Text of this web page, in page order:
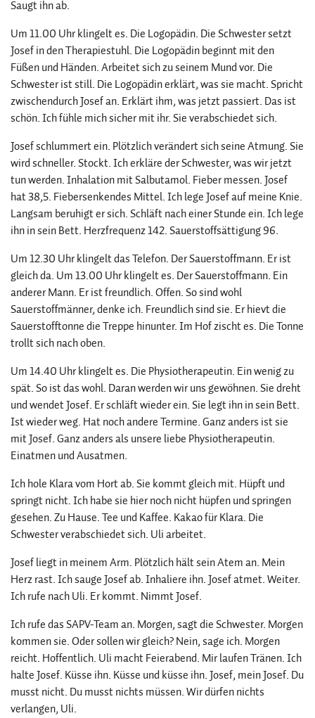
Saugt ihn ab.
Um 11.00 Uhr klingelt es. Die Logopädin. Die Schwester setzt
Josef in den Therapiestuhl. Die Logopädin beginnt mit den
Füßen und Händen. Arbeitet sich zu seinem Mund vor. Die
Schwester ist still. Die Logopädin erklärt, was sie macht. Spricht
zwischendurch Josef an. Erklärt ihm, was jetzt passiert. Das ist
schön. Ich fühle mich sicher mit ihr. Sie verabschiedet sich.
Josef schlummert ein. Plötzlich verändert sich seine Atmung. Sie
wird schneller. Stockt. Ich erkläre der Schwester, was wir jetzt
tun werden. Inhalation mit Salbutamol. Fieber messen. Josef
hat 38,5. Fiebersenkendes Mittel. Ich lege Josef auf meine Knie.
Langsam beruhigt er sich. Schläft nach einer Stunde ein. Ich lege
ihn in sein Bett. Herzfrequenz 142. Sauerstoffsättigung 96.
Um 12.30 Uhr klingelt das Telefon. Der Sauerstoffmann. Er ist
gleich da. Um 13.00 Uhr klingelt es. Der Sauerstoffmann. Ein
anderer Mann. Er ist freundlich. Offen. So sind wohl
Sauerstoffmänner, denke ich. Freundlich sind sie. Er hievt die
Sauerstofftonne die Treppe hinunter. Im Hof zischt es. Die Tonne
trollt sich nach oben.
Um 14.40 Uhr klingelt es. Die Physiotherapeutin. Ein wenig zu
spät. So ist das wohl. Daran werden wir uns gewöhnen. Sie dreht
und wendet Josef. Er schläft wieder ein. Sie legt ihn in sein Bett.
Ist wieder weg. Hat noch andere Termine. Ganz anders ist sie
mit Josef. Ganz anders als unsere liebe Physiotherapeutin.
Einatmen und Ausatmen.
Ich hole Klara vom Hort ab. Sie kommt gleich mit. Hüpft und
springt nicht. Ich habe sie hier noch nicht hüpfen und springen
gesehen. Zu Hause. Tee und Kaffee. Kakao für Klara. Die
Schwester verabschiedet sich. Uli arbeitet.
Josef liegt in meinem Arm. Plötzlich hält sein Atem an. Mein
Herz rast. Ich sauge Josef ab. Inhaliere ihn. Josef atmet. Weiter.
Ich rufe nach Uli. Er kommt. Nimmt Josef.
Ich rufe das SAPV-Team an. Morgen, sagt die Schwester. Morgen
kommen sie. Oder sollen wir gleich? Nein, sage ich. Morgen
reicht. Hoffentlich. Uli macht Feierabend. Mir laufen Tränen. Ich
halte Josef. Küsse ihn. Küsse und küsse ihn. Josef, mein Josef. Du
musst nicht. Du musst nichts müssen. Wir dürfen nichts
verlangen, Uli.